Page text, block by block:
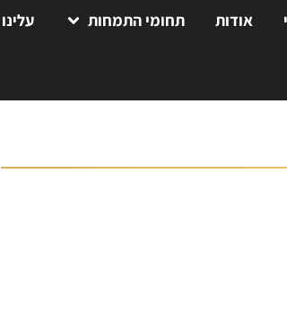
אודות תחומי התמחות